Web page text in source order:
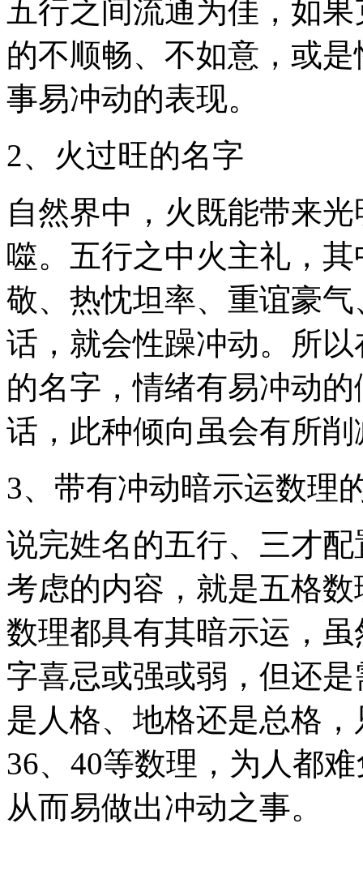
五行之间流通为佳，如
的不顺畅、不如意，或
事易冲动的表现。
2、火过旺的名字
自然界中，火既能带来
噬。五行之中火主礼，
敬、热忱坦率、重谊豪
话，就会性躁冲动。所
的名字，情绪有易冲动
话，此种倾向虽会有所
3、带有冲动暗示运数理
说完姓名的五行、三才
考虑的内容，就是五格
数理都具有其暗示运，
字喜忌或强或弱，但还
是人格、地格还是总格
36、40等数理，为人都
从而易做出冲动之事。